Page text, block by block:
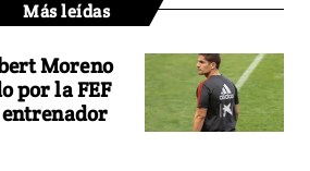
Más leídas
Moreno
por la FEF